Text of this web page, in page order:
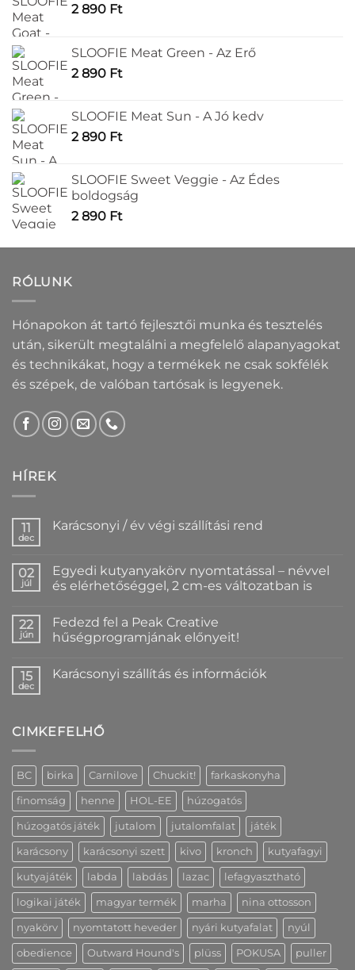
termékoldalon
választhatók
ki
2 890 Ft
SLOOFIE Meat Green - Az Erő
2 890 Ft
SLOOFIE Meat Sun - A Jó kedv
2 890 Ft
SLOOFIE Sweet Veggie - Az Édes
boldogság
2 890 Ft
RÓLUNK
Hónapokon át tartó fejlesztői munka és tesztelés
után, sikerült megtalálni a megfelelő alapanyagokat
és technikákat, hogy a termékek ne csak sokfélék
és szépek, de valóban tartósak is legyenek.
HÍREK
11
dec
Karácsonyi / év végi szállítási rend
Karácsonyi
év
rend
bejegyzéshez
02
júl
Egyedi kutyanyakörv nyomtatással – névvel
és elérhetőséggel, 2 cm-es változatban is
a(z)
Egyedi
kutyanyakörv
névvel
es
változatban
22
jún
Fedezd fel a Peak Creative
hűségprogramjának előnyeit!
a(z)
Creative
hűségprogramjának
15
dec
Karácsonyi szállítás és információk
szállítás
CIMKEFELHŐ
BC birka Carnilove Chuckit! farkaskonyha
finomság henne HOL-EE húzogatós
húzogatós játék jutalom jutalomfalat játék
karácsony karácsonyi szett kivo kronch kutyafagyi
kutyajáték labda labdás lazac lefagyasztható
logikai játék magyar termék marha nina ottosson
nyakörv nyomtatott heveder nyári kutyafalat nyúl
obedience Outward Hound's plüss POKUSA puller